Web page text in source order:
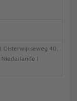
Oisterwijkseweg 40,
Niederlande |